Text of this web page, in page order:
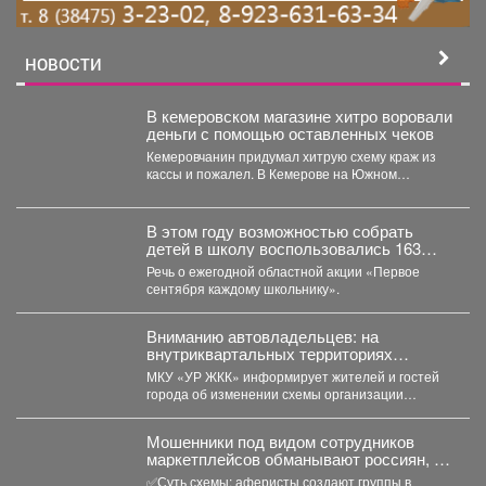
НОВОСТИ
В кемеровском магазине хитро воровали
деньги с помощью оставленных чеков
Кемеровчанин придумал хитрую схему краж из
кассы и пожалел. В Кемерове на Южном
В этом году возможностью собрать
детей в школу воспользовались 163
малообеспеченные семьи
Междуреченска.
Речь о ежегодной областной акции «Первое
сентября каждому школьнику».
Вниманию автовладельцев: на
внутриквартальных территориях
Междуреченского муниципального
округа вводятся ограничения стоянки.
МКУ «УР ЖКК» информирует жителей и гостей
города об изменении схемы организации
Мошенники под видом сотрудников
маркетплейсов обманывают россиян, у
которых скоро день рождения.
✅Суть схемы: аферисты создают группы в